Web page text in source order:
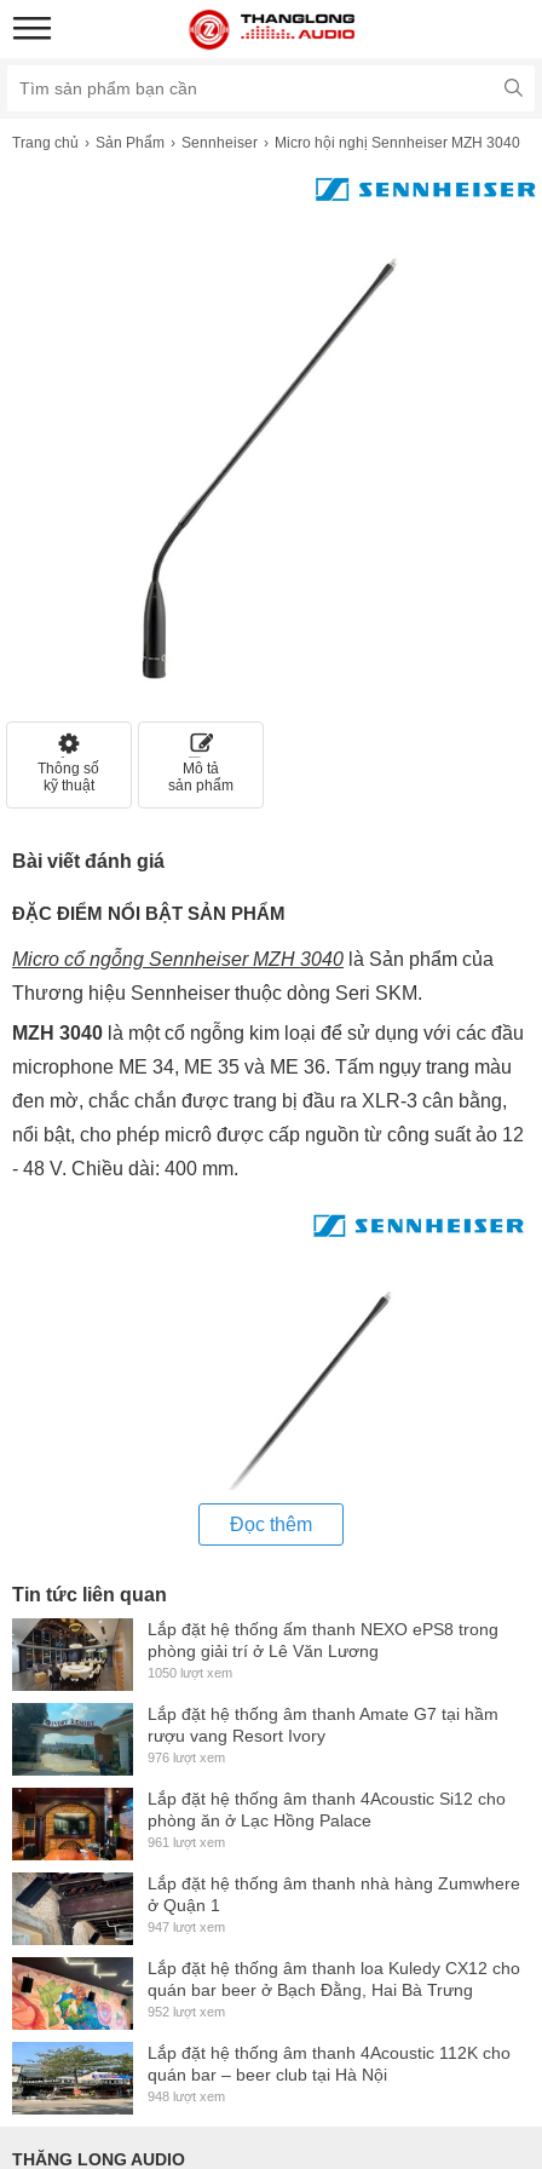
Trang chủ Sản Phẩm Sennheiser Micro hội nghị Sennheiser MZH 3040
Thông số
kỹ thuật
Mô tả
sản phẩm
Bài viết đánh giá
ĐẶC ĐIỂM NỔI BẬT SẢN PHẨM
Micro cổ ngỗng Sennheiser MZH 3040 là Sản phẩm của
Thương hiệu Sennheiser thuộc dòng Seri SKM.
MZH 3040 là một cổ ngỗng kim loại để sử dụng với các đầu
microphone ME 34, ME 35 và ME 36. Tấm ngụy trang màu
đen mờ, chắc chắn được trang bị đầu ra XLR-3 cân bằng,
nổi bật, cho phép micrô được cấp nguồn từ công suất ảo 12
- 48 V. Chiều dài: 400 mm.
Đọc thêm
Tin tức liên quan
Lắp đặt hệ thống ấm thanh NEXO ePS8 trong
phòng giải trí ở Lê Văn Lương
1050 lượt xem
Lắp đặt hệ thống âm thanh Amate G7 tại hầm
rượu vang Resort Ivory
976 lượt xem
Lắp đặt hệ thống âm thanh 4Acoustic Si12 cho
phòng ăn ở Lạc Hồng Palace
961 lượt xem
Lắp đặt hệ thống âm thanh nhà hàng Zumwhere
ở Quận 1
947 lượt xem
Lắp đặt hệ thống âm thanh loa Kuledy CX12 cho
quán bar beer ở Bạch Đằng, Hai Bà Trưng
952 lượt xem
Lắp đặt hệ thống âm thanh 4Acoustic 112K cho
quán bar – beer club tại Hà Nội
948 lượt xem
THĂNG LONG AUDIO